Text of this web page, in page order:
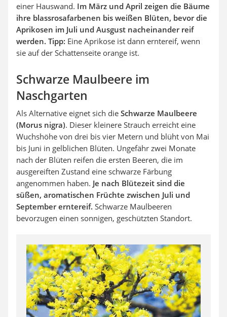
einer Hauswand. Im März und April zeigen die Bäume
ihre blassrosafarbenen bis weißen Blüten, bevor die
Aprikosen im Juli und Ausgust nacheinander reif
werden. Tipp: Eine Aprikose ist dann erntereif, wenn
sie auf der Schattenseite orange ist.
Schwarze Maulbeere im
Naschgarten
Als Alternative eignet sich die Schwarze Maulbeere
(Morus nigra). Dieser kleinere Strauch erreicht eine
Wuchshöhe von drei bis vier Metern und blüht von Mai
bis Juni in gelblichen Blüten. Ungefähr zwei Monate
nach der Blüten reifen die ersten Beeren, die im
ausgereiften Zustand eine schwarze Färbung
angenommen haben. Je nach Blütezeit sind die
süßen, aromatischen Früchte zwischen Juli und
September erntereif. Schwarze Maulbeeren
bevorzugen einen sonnigen, geschützten Standort.